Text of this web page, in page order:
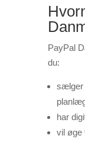
PayPal
du:
sælger
har
vil øge